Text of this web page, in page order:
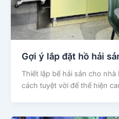
Gợi ý lắp đặt hồ hải
Thiết lập bể hải sản cho
cách tuyệt vời để thể hiện